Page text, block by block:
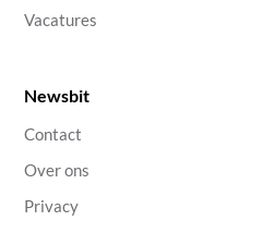
Vacatures
Newsbit
Contact
Over ons
Privacy